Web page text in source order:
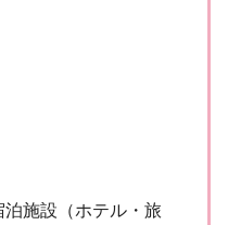
泊施設（ホテル・旅